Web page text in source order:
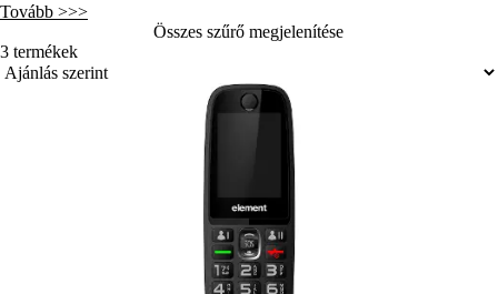
kínálnak. Válaszd ki az igényeidhez legjobban illő modellt, és élvezd a
gondtalan kapcsolattartást minden nap.
Tovább >>>
Összes szűrő megjelenítése
3 termékek